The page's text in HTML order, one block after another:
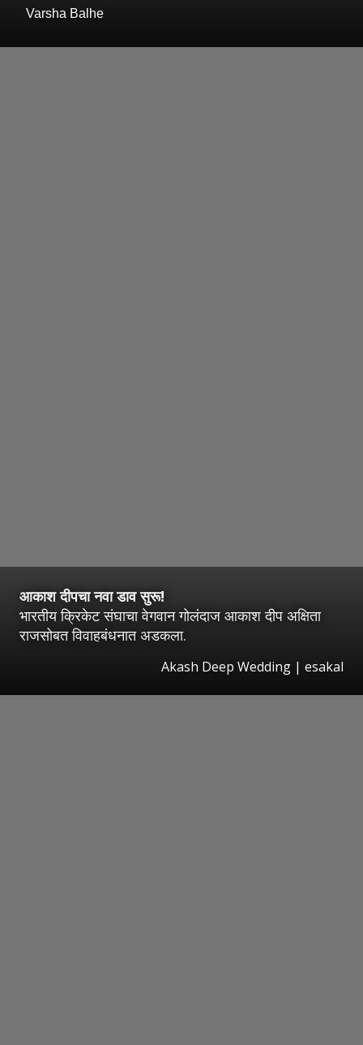
Varsha Balhe
आकाश दीपचा नवा डाव सुरू!
भारतीय क्रिकेट संघाचा वेगवान गोलंदाज आकाश दीप अक्षिता
राजसोबत विवाहबंधनात अडकला.
Akash Deep Wedding | esakal